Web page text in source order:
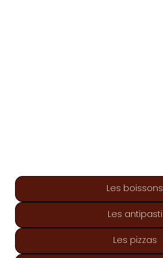
Les boissons
Les antipasti
Les pizzas